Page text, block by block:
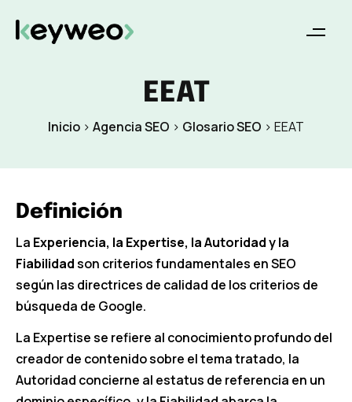
EEAT
Inicio > Agencia SEO > Glosario SEO > EEAT
Definición
La Experiencia, la Expertise, la Autoridad y la
Fiabilidadson criterios fundamentales en SEO
según las directrices de calidad de los criterios de
búsqueda de Google.
La Expertise se refiere al conocimiento profundo del
creador de contenido sobre el tema tratado, la
Autoridad concierne al estatus de referencia en un